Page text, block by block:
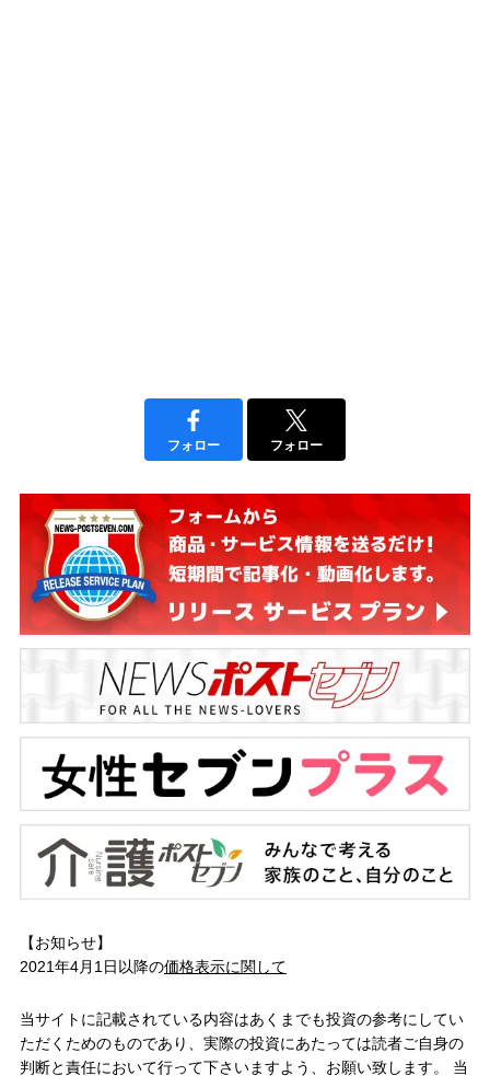
フォロー フォロー
【お知らせ】
2021年4月1日以降の価格表示に関して
当サイトに記載されている内容はあくまでも投資の参考にしてい
ただくためのものであり、実際の投資にあたっては読者ご自身の
判断と責任において行って下さいますよう、お願い致します。 当